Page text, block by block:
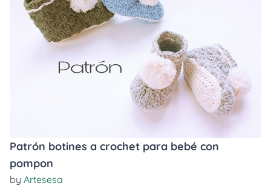
Patrón botines a crochet para bebé con
pompon
by Artesesa